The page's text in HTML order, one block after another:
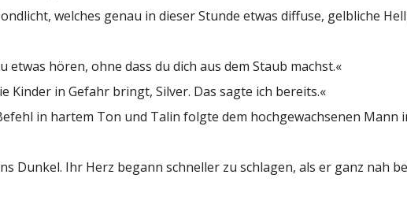
welches genau in dieser Stunde etwas diffuse, gelbliche
hören, ohne dass du dich aus dem Staub machst.«
Kinder in Gefahr bringt, Silver. Das sagte ich bereits.«
in hartem Ton und Talin folgte dem hochgewachsenen Mann
Dunkel. Ihr Herz begann schneller zu schlagen, als er ganz nah